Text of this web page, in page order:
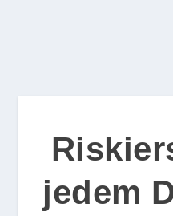
jedem